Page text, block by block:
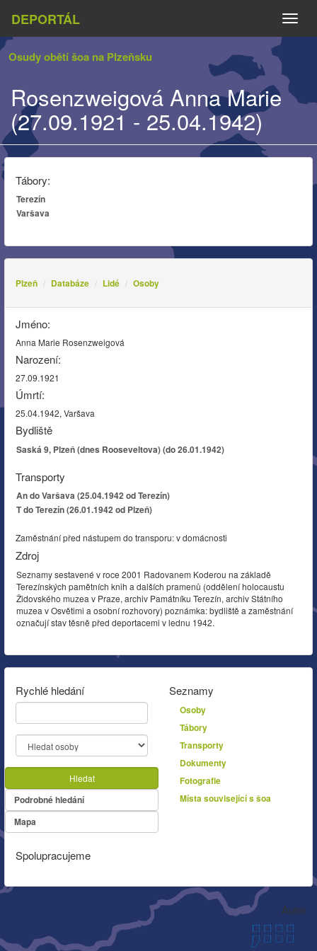
DEPORTÁL
Osudy obětí šoa na Plzeňsku
Rosenzweigová Anna Marie
(27.09.1921 - 25.04.1942)
Tábory:
Terezín
Varšava
Plzeň Databáze Lidé Osoby
Jméno:
Anna Marie Rosenzweigová
Narození:
27.09.1921
Úmrtí:
25.04.1942, Varšava
Bydliště
Saská 9, Plzeň (dnes Rooseveltova) (do 26.01.1942)
Transporty
An do Varšava (25.04.1942 od Terezín)
T do Terezín (26.01.1942 od Plzeň)
Zaměstnání před nástupem do transporu: v domácnosti
Zdroj
Seznamy sestavené v roce 2001 Radovanem Koderou na základě
Terezínských pamětních knih a dalších pramenů (oddělení holocaustu
Židovského muzea v Praze, archiv Památníku Terezín, archiv Státního
muzea v Osvětimi a osobní rozhovory) poznámka: bydliště a zaměstnání
označují stav těsně před deportacemi v lednu 1942.
Rychlé hledání
Hledat
Podrobné hledání
Mapa
Seznamy
Osoby
Tábory
Transporty
Dokumenty
Fotografie
Místa související s šoa
Spolupracujeme
Autor